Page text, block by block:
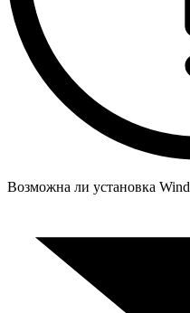
Возможна ли установка